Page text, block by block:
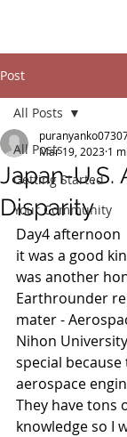
Post
All Posts
Getting Started
Your Community
All Posts
Japan-U.S.
Disparity
Mar 19, 2023 1
Day4 afternoon
it was a good
was another
Earthrounder
mater -
Nihon
special because
aerospace
They have tons
knowledge so I